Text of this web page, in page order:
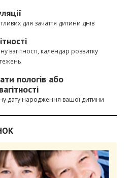
для зачаття дитини днів
вагітності, календар розвитку
пологів або
дату народження вашої дитини